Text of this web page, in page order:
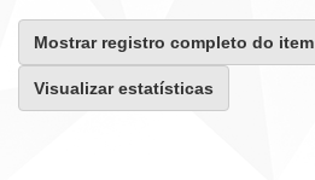
Mostrar registro completo do item
Visualizar estatísticas